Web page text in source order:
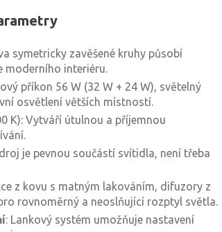
symetricky zavěšené kruhy působí
moderního interiéru.
příkon 56 W (32 W + 24 W), světelný
osvětlení větších místností.
K): Vytváří útulnou a příjemnou
je pevnou součástí svítidla, není třeba
z kovu s matným lakováním, difuzory z
rovnoměrný a neoslňující rozptyl světla.
: Lankový systém umožňuje nastavení